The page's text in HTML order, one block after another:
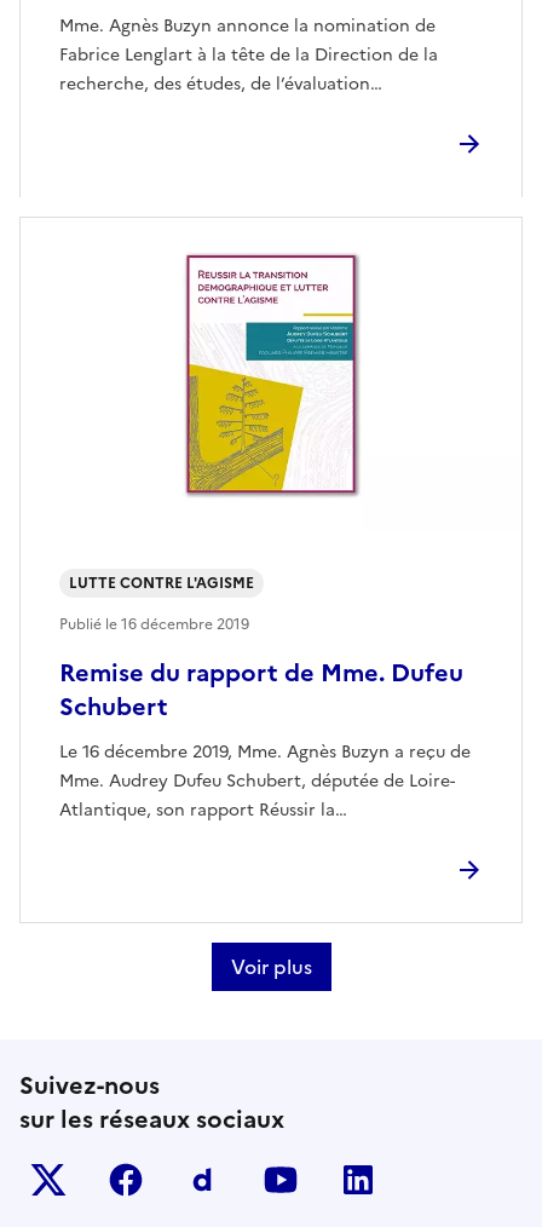
Mme. Agnès Buzyn annonce la nomination de
Fabrice Lenglart à la tête de la Direction de la
recherche, des études, de l’évaluation…
Remise du rapport de Mme. Dufeu
Schubert
Le 16 décembre 2019, Mme. Agnès Buzyn a reçu de
Mme. Audrey Dufeu Schubert, députée de Loire-
Atlantique, son rapport Réussir la…
LUTTE CONTRE L'AGISME
Publié le16 décembre 2019
Voir plus
Suivez-nous
sur les réseaux sociaux
Twitter-x facebook Dailymotion
youtube